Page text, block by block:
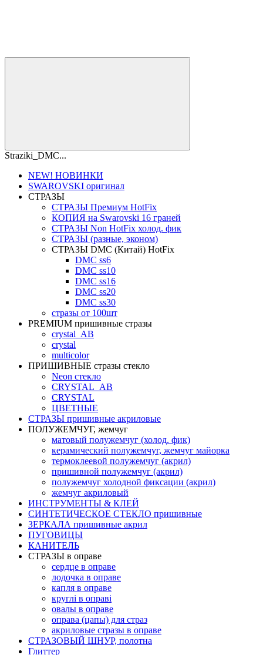
Straziki_DMC...
NEW! НОВИНКИ
SWAROVSKI оригинал
СТРАЗЫ
СТРАЗЫ Премиум HotFix
КОПИЯ на Swarovski 16 граней
СТРАЗЫ Non HotFix холод. фик
CТРАЗЫ (разные, эконом)
СТРАЗЫ DMC (Китай) HotFix
DMC ss6
DMC ss10
DMC ss16
DMC ss20
DMC ss30
стразы от 100шт
PREMIUM пришивные стразы
crystal_AB
crystal
multicolor
ПРИШИВНЫЕ стразы стекло
Neon стекло
CRYSTAL_AB
CRYSTAL
ЦВЕТНЫЕ
СТРАЗЫ пришивные акриловые
ПОЛУЖЕМЧУГ, жемчуг
матовый полужемчуг (холод. фик)
керамический полужемчуг, жемчуг майорка
термоклеевой полужемчуг (акрил)
пришивной полужемчуг (акрил)
полужемчуг холодной фиксации (акрил)
жемчуг акриловый
ИНСТРУМЕНТЫ & КЛЕЙ
СИНТЕТИЧЕСКОЕ СТЕКЛО пришивные
ЗЕРКАЛА пришивные акрил
ПУГОВИЦЫ
КАНИТЕЛЬ
СТРАЗЫ в оправе
сердце в оправе
лодочка в оправе
капля в оправе
круглі в оправі
овалы в оправе
оправа (цапы) для страз
акриловые стразы в оправе
СТРАЗОВЫЙ ШНУР, полотна
Глиттер